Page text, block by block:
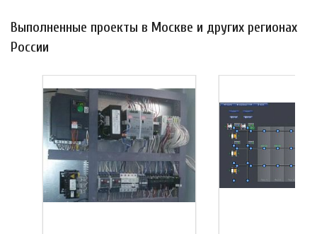
Выполненные проекты в Москве и других регионах
России